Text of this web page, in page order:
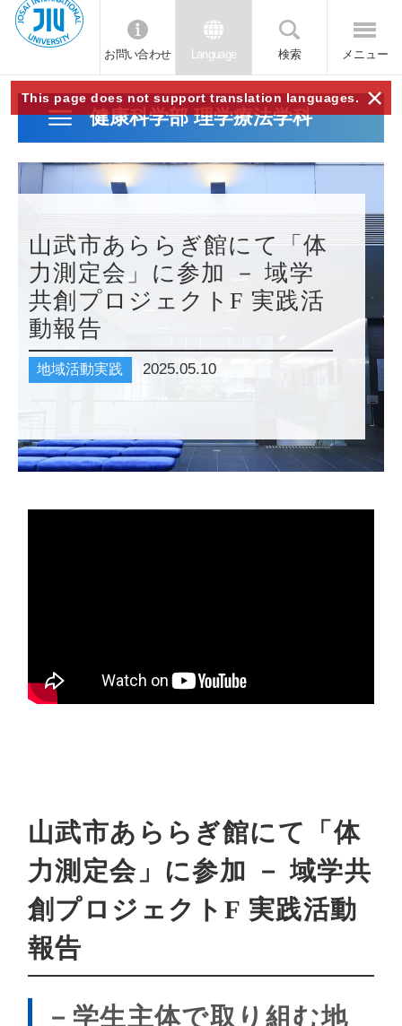
JIU
城西
国際
大学
お問い合わせ Language 検索 メニュー
This page does not support translation languages. ×
健康科学部 理学療法学科
山武市あららぎ館にて「体
力測定会」に参加 － 域学
共創プロジェクトF 実践活
動報告
地域活動実践 2025.05.10
山武市あららぎ館にて「体
力測定会」に参加 － 域学共
創プロジェクトF 実践活動
報告
－学生主体で取り組む地